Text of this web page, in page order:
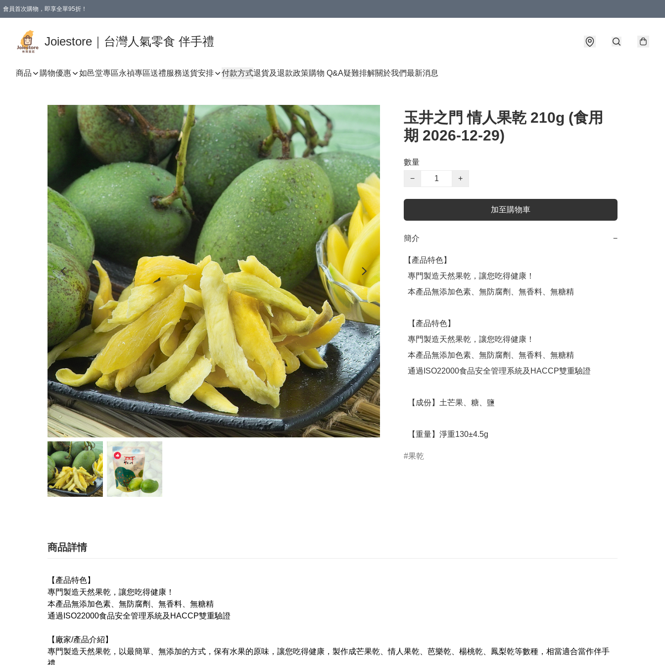
會員首次購物，即享全單95折！
Joiestore｜台灣人氣零食 伴手禮
商品 購物優惠 如邑堂專區永禎專區送禮服務送貨安排 付款方式退貨及退款政策購物 Q&A疑難排解關於我們最新消息
玉井之門 情人果乾 210g (食用
期 2026-12-29)
數量
−
+
加至購物車
簡介 −
【產品特色】
  【重量】淨重130±4.5g
果乾
商品詳情
【產品特色】
專門製造天然果乾，讓您吃得健康！
本產品無添加色素、無防腐劑、無香料、無糖精
通過ISO22000食品安全管理系統及HACCP雙重驗證
【廠家/產品介紹】
專門製造天然果乾，以最簡單、無添加的方式，保有水果的原味，讓您吃得健康，製作成芒果乾、情人果乾、芭樂乾、楊桃乾、鳳梨乾等數種，相當適合當作伴手
禮。